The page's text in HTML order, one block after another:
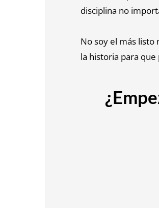
disciplina no
No soy el más listo
la historia para que